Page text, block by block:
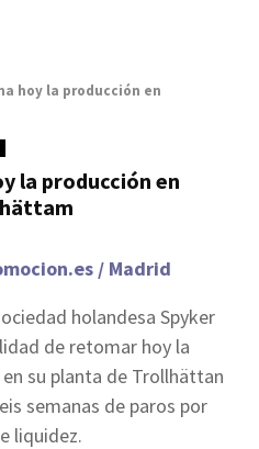
hoy la producción en
la producción en
/ Madrid
holandesa Spyker
de retomar hoy la
su planta de Trollhättan
semanas de paros por
liquidez.